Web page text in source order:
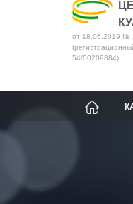
от 18.06.2019 №
54/00209884)